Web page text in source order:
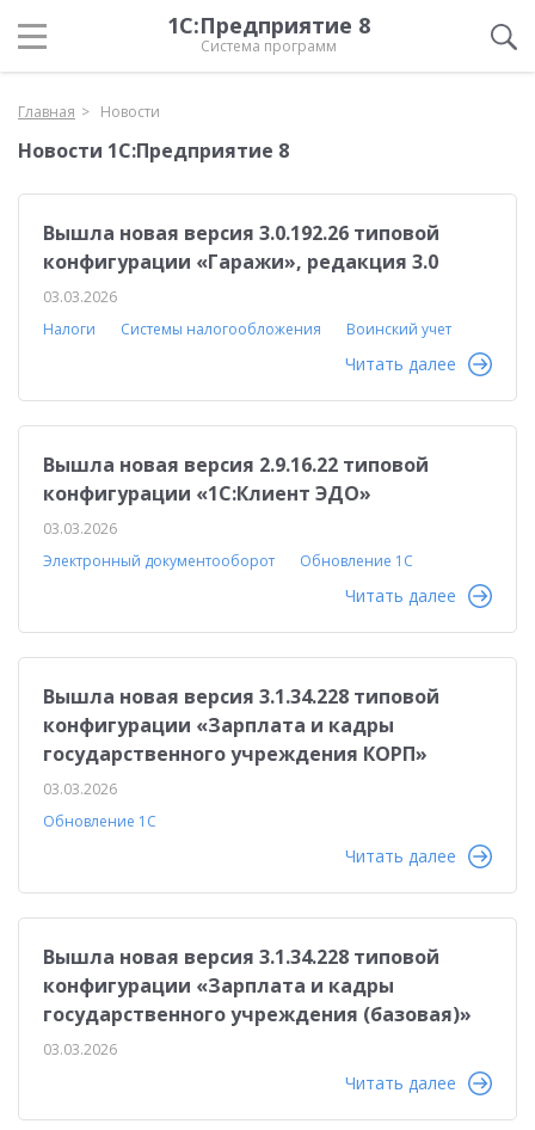
1С:Предприятие 8
Система программ
Главная Новости
Новости 1С:Предприятие 8
Вышла новая версия 3.0.192.26 типовой
конфигурации «Гаражи», редакция 3.0
03.03.2026
Налоги
Системы налогообложения Воинский учет
Читать далее
Вышла новая версия 2.9.16.22 типовой
конфигурации «1С:Клиент ЭДО»
03.03.2026
Электронный документооборот
Обновление 1С
Читать далее
Вышла новая версия 3.1.34.228 типовой
конфигурации «Зарплата и кадры
государственного учреждения КОРП»
03.03.2026
Обновление 1С
Читать далее
Вышла новая версия 3.1.34.228 типовой
конфигурации «Зарплата и кадры
государственного учреждения (базовая)»
03.03.2026
Читать далее